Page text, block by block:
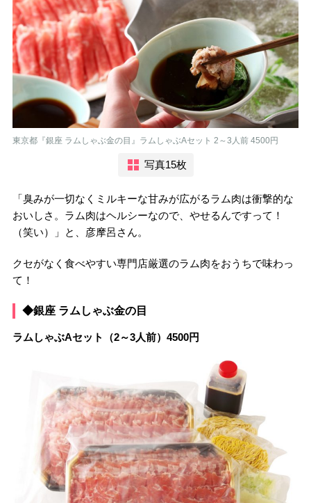
東京都『銀座 ラムしゃぶ金の目』ラムしゃぶAセット 2～3人前 4500円
写真15枚
「臭みが一切なくミルキーな甘みが広がるラム肉は衝撃的な
おいしさ。ラム肉はヘルシーなので、やせるんですって！
（笑い）」と、彦摩呂さん。
クセがなく食べやすい専門店厳選のラム肉をおうちで味わっ
て！
◆銀座 ラムしゃぶ金の目
ラムしゃぶAセット（2～3人前）4500円